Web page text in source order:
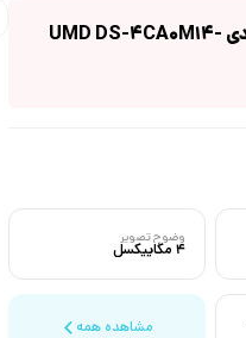
دوربین مداربسته وریفوکال یو ام دی UMD DS-4CA0M14-
وضوح تصویر
4 مگاپیکسل
مشاهده همه